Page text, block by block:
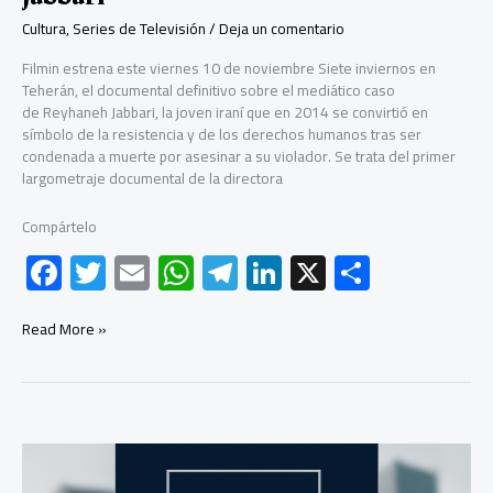
Cultura,Series de Televisión/Deja un comentario
Filmin estrena este viernes 10 de noviembre Siete inviernos en
Teherán, el documental definitivo sobre el mediático caso
de Reyhaneh Jabbari, la joven iraní que en 2014 se convirtió en
símbolo de la resistencia y de los derechos humanos tras ser
condenada a muerte por asesinar a su violador. Se trata del primer
largometraje documental de la directora
Compártelo
F
ac
e
b
ok
T
wi
er
E
m
W
h
s
p
Te
le
a
Li
nk
dI
X
p
tir
Filmin
inviernos
Teherán’,
Read More »